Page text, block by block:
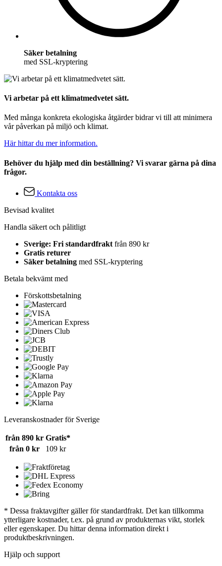
Säker betalning
med SSL-kryptering
Vi arbetar på ett klimatmedvetet sätt.
Med många konkreta ekologiska åtgärder bidrar vi till att minimera
vår påverkan på miljö och klimat.
Här hittar du mer information.
Behöver du hjälp med din beställning? Vi svarar gärna på dina
frågor.
Kontakta oss
Bevisad kvalitet
Handla säkert och pålitligt
Sverige: Fri standardfrakt från 890 kr
Gratis returer
Säker betalning med SSL-kryptering
Betala bekvämt med
Förskottsbetalning
Leveranskostnader för Sverige
från 890 kr Gratis*
från 0 kr
109 kr
* Dessa fraktavgifter gäller för standardfrakt. Det kan tillkomma
ytterligare kostnader, t.ex. på grund av produkternas vikt, storlek
eller egenskaper. Du hittar denna information direkt i
produktbeskrivningen.
Hjälp och support